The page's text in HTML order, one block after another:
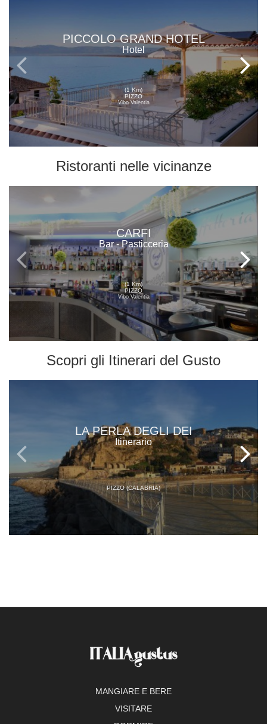
PICCOLO GRAND HOTEL
Hotel
(1 Km)
PIZZO
Vibo Valentia
Ristoranti nelle vicinanze
CARFI
Bar - Pasticceria
(1 Km)
PIZZO
Vibo Valentia
Scopri gli Itinerari del Gusto
LA PERLA DEGLI DEI
Itinerario
PIZZO (CALABRIA)
MANGIARE E BERE
VISITARE